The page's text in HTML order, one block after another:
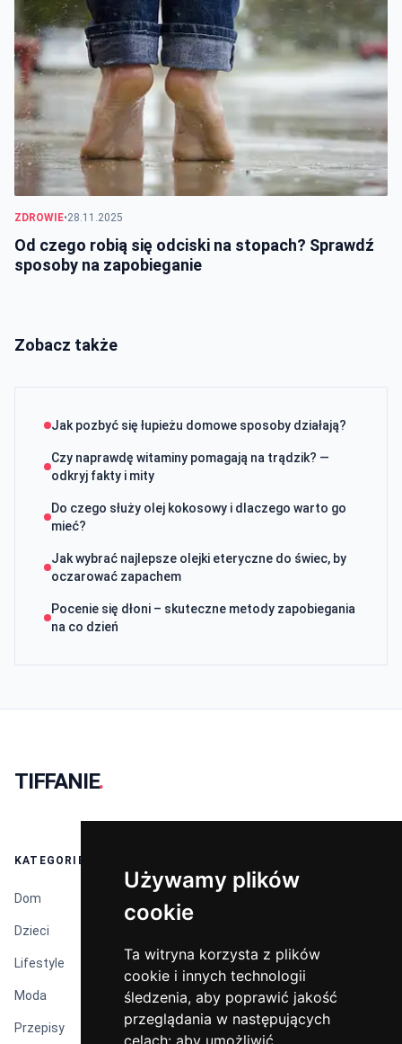
Używamy plików
cookie
Ta witryna korzysta z plików
cookie i innych technologii
śledzenia, aby poprawić jakość
przeglądania w następujących
celach: aby umożliwić
Używamy plików
cookie
Ta witryna korzysta z plików
cookie i innych technologii
śledzenia, aby poprawić jakość
przeglądania w następujących
celach: aby umożliwić
ZDROWIE•28.11.2025
Od czego robią się odciski na stopach? Sprawdź
sposoby na zapobieganie
Zobacz także
Jak pozbyć się łupieżu domowe sposoby działają?
Czy naprawdę witaminy pomagają na trądzik? —
odkryj fakty i mity
Do czego służy olej kokosowy i dlaczego warto go
mieć?
Jak wybrać najlepsze olejki eteryczne do świec, by
oczarować zapachem
Pocenie się dłoni – skuteczne metody zapobiegania
na co dzień
TIFFANIE.
KATEGORIE
Dom
Dzieci
Lifestyle
Moda
Przepisy